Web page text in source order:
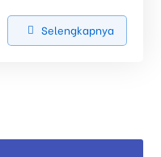
Selengkapnya